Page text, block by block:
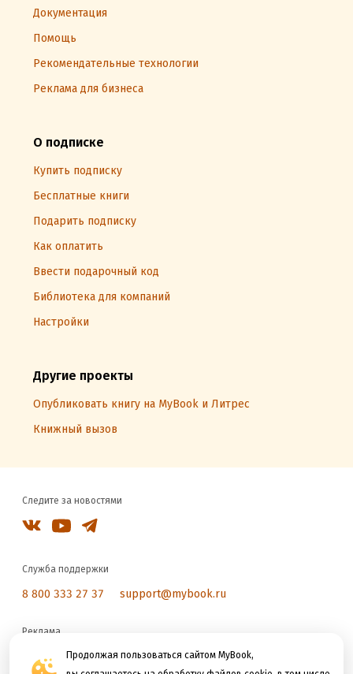
Продолжая пользоваться сайтом MyBook,
Документация
Помощь
Рекомендательные технологии
Реклама для бизнеса
О подписке
Купить подписку
Бесплатные книги
Подарить подписку
Как оплатить
Ввести подарочный код
Библиотека для компаний
Настройки
Другие проекты
Опубликовать книгу на MyBook и Литрес
Книжный вызов
Следите за новостями
Служба поддержки
8 800 333 27 37 support@mybook.ru
Реклама
reklama@litres.ru